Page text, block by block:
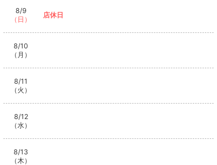
8/9
（日）
店休日
8/10
（月）
8/11
（火）
8/12
（水）
8/13
（木）